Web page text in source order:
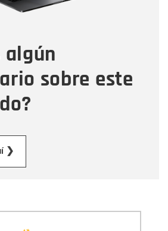
algún
sobre este
❯